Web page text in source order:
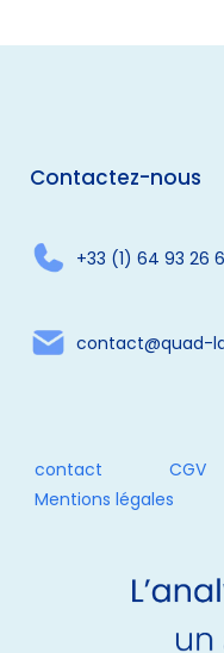
Contactez-nous
+33 (1) 64 93 26
contact@quad-
contact CGV
Mentions légales